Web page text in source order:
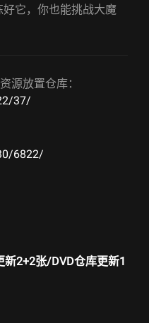
好它，你也能挑战大魔
源放置仓库：
37/
6822/
新2+2张/DVD仓库更新1